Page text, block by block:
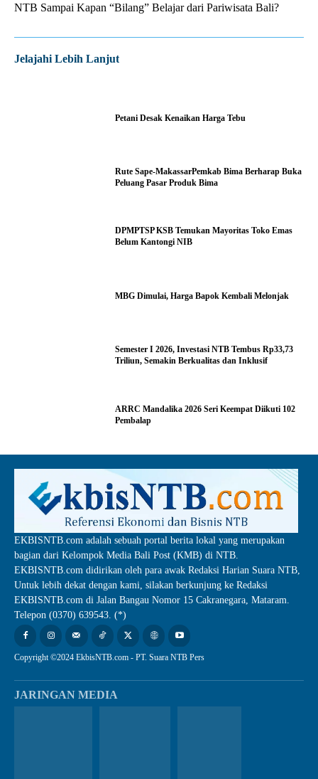
NTB Sampai Kapan “Bilang” Belajar dari Pariwisata Bali?
Jelajahi Lebih Lanjut
Petani Desak Kenaikan Harga Tebu
Rute Sape-MakassarPemkab Bima Berharap Buka
Peluang Pasar Produk Bima
DPMPTSP KSB Temukan Mayoritas Toko Emas
Belum Kantongi NIB
MBG Dimulai, Harga Bapok Kembali Melonjak
Semester I 2026, Investasi NTB Tembus Rp33,73
Triliun, Semakin Berkualitas dan Inklusif
ARRC Mandalika 2026 Seri Keempat Diikuti 102
Pembalap
EKBISNTB.com adalah sebuah portal berita lokal yang merupakan
bagian dari Kelompok Media Bali Post (KMB) di NTB.
EKBISNTB.com didirikan oleh para awak Redaksi Harian Suara NTB,
Untuk lebih dekat dengan kami, silakan berkunjung ke Redaksi
EKBISNTB.com di Jalan Bangau Nomor 15 Cakranegara, Mataram.
Telepon (0370) 639543. (*)
Copyright ©2024 EkbisNTB.com - PT. Suara NTB Pers
JARINGAN MEDIA